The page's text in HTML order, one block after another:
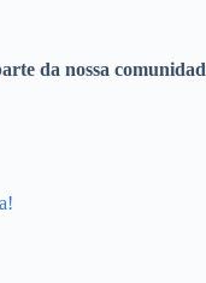
da nossa